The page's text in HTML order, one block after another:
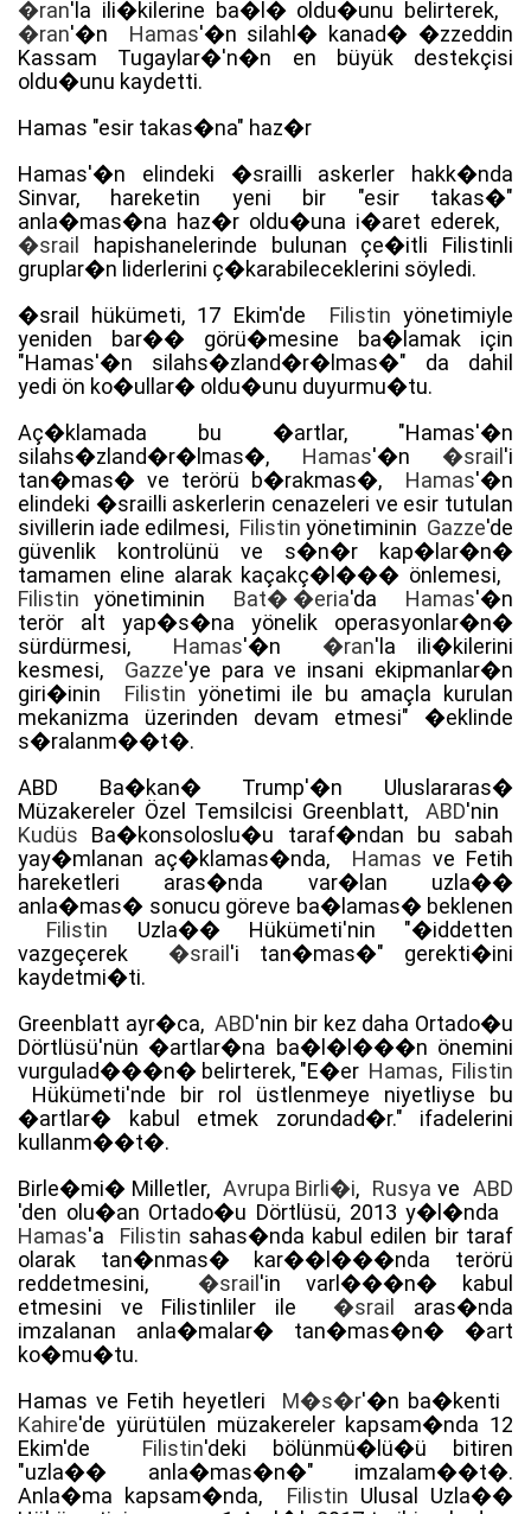
�ran'la ili�kilerine ba�l� oldu�unu belirterek,
�ran'�n Hamas'�n silahl� kanad� �zzeddin
Kassam Tugaylar�'n�n en büyük destekçisi
oldu�unu kaydetti.
Hamas "esir takas�na" haz�r
Hamas'�n elindeki �srailli askerler hakk�nda
Sinvar, hareketin yeni bir "esir takas�"
anla�mas�na haz�r oldu�una i�aret ederek,
�srail
hapishanelerinde bulunan çe�itli Filistinli
gruplar�n liderlerini ç�karabileceklerini söyledi.
�srail hükümeti, 17 Ekim'de Filistin yönetimiyle
yeniden bar�� görü�mesine ba�lamak için
"Hamas'�n silahs�zland�r�lmas�" da dahil
yedi ön ko�ullar� oldu�unu duyurmu�tu.
Aç�klamada bu �artlar, "Hamas'�n
silahs�zland�r�lmas�, Hamas'�n �srail 'i
tan�mas� ve terörü b�rakmas�, Hamas'�n
elindeki �srailli askerlerin cenazeleri ve esir tutulan
sivillerin iade edilmesi, Filistin yönetiminin Gazze'de
güvenlik kontrolünü ve s�n�r kap�lar�n�
tamamen eline alarak kaçakç�l��� önlemesi,
Filistin yönetiminin Bat� �eria'da Hamas'�n
terör alt yap�s�na yönelik operasyonlar�n�
sürdürmesi, Hamas'�n �ran'la ili�kilerini
kesmesi, Gazze'ye para ve insani ekipmanlar�n
giri�inin Filistin yönetimi ile bu amaçla kurulan
mekanizma üzerinden devam etmesi" �eklinde
s�ralanm��t�.
ABD Ba�kan� Trump'�n Uluslararas�
Müzakereler Özel Temsilcisi Greenblatt,ABD'nin
Kudüs Ba�konsoloslu�u taraf�ndan bu sabah
yay�mlanan aç�klamas�nda, Hamas ve Fetih
hareketleri aras�nda var�lan uzla��
anla�mas� sonucu göreve ba�lamas� beklenen
Filistin Uzla�� Hükümeti'nin "�iddetten
vazgeçerek �srail 'i tan�mas�" gerekti�ini
kaydetmi�ti.
Greenblatt ayr�ca,ABD'nin bir kez daha Ortado�u
Dörtlüsü'nün �artlar�na ba�l�l���n önemini
vurgulad���n� belirterek, "E�er Hamas, Filistin
Hükümeti'nde bir rol üstlenmeye niyetliyse bu
�artlar� kabul etmek zorundad�r." ifadelerini
kullanm��t�.
Birle�mi� Milletler,Avrupa Birli�i, Rusya ve ABD
'den olu�an Ortado�u Dörtlüsü, 2013 y�l�nda
Hamas'a Filistin sahas�nda kabul edilen bir taraf
olarak tan�nmas� kar��l���nda terörü
reddetmesini, �srail 'in varl���n� kabul
etmesini ve Filistinliler ile �srail
aras�nda
imzalanan anla�malar� tan�mas�n� �art
ko�mu�tu.
Hamas ve Fetih heyetleri M�s�r'�n ba�kenti
Kahire'de yürütülen müzakereler kapsam�nda 12
Ekim'de Filistin'deki bölünmü�lü�ü bitiren
"uzla�� anla�mas�n�" imzalam��t�.
Anla�ma kapsam�nda, Filistin Ulusal Uzla��